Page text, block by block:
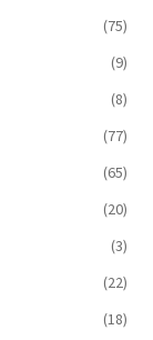
(75)
(9)
(8)
(77)
(65)
(20)
(3)
(22)
(18)